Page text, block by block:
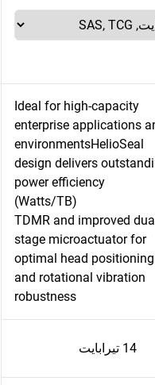
Ideal for high-capacity
enterprise applications
environmentsHelioSeal
design delivers
power efficiency
(Watts/TB)
TDMR and improved
stage microactuator for
optimal head positioning
and rotational vibration
robustness
14 تيرابايت